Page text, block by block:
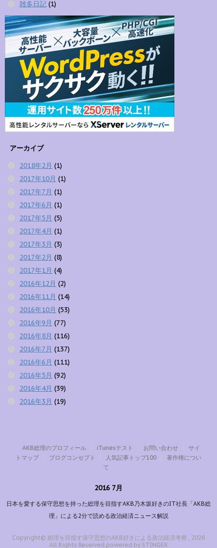
雑多日記 (1)
アーカイブ
2018年2月 (1)
2017年10月 (1)
2017年7月 (1)
2017年6月 (1)
2017年5月 (5)
2017年4月 (1)
2017年3月 (3)
2017年2月 (8)
2017年1月 (4)
2016年12月 (2)
2016年11月 (14)
2016年10月 (53)
2016年9月 (77)
2016年8月 (116)
2016年7月 (137)
2016年6月 (111)
2016年5月 (92)
2016年4月 (39)
2016年3月 (19)
AKB総理のプロフィール iTunesテスト お問い合わせ
サイ
トマップ
ブログコンセプト 人気記事トップ100
著作権につい
て
2016 7月
日本を愛する保守思想を持った総理を目指すAKB乃木坂好きのIT社長「AKB総
理」による2分で読める政治経済ニュース解説
Copyright© 総理を目指す保守思想のAKB好きによる政治経済考察 , 2026
All Rights Reserved.powered by STINGER